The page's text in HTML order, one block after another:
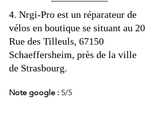
4. Nrgi-Pro est un réparateur de
vélos en boutique se situant au 20
Rue des Tilleuls, 67150
Schaeffersheim, près de la ville
de Strasbourg.
Note google : 5/5